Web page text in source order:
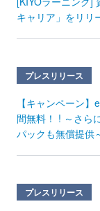
キャリア」をリリ
プレスリリース
【キャンペーン
間無料！ ! ～さら
パックも無償提供
プレスリリース